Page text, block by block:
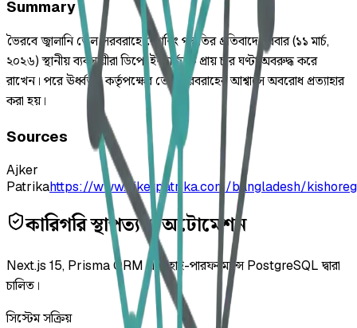
Summary
ভৈরবে জ্বালানি তেল সরবরাহে রেশনিং পদ্ধতির প্রতিবাদে বুধবার (১১ মার্চ,
২০২৬) স্থানীয় ব্যবসায়ীরা ডিপো ইনচার্জকে প্রায় চার ঘণ্টা অবরুদ্ধ করে
রাখেন। পরে ঊর্ধ্বতন কর্তৃপক্ষের তেল সরবরাহের আশ্বাসে অবরোধ প্রত্যাহার
করা হয়।
Sources
Ajker
Patrikahttps://www.ajkerpatrika.com/bangladesh/
কারিগরি স্থাপত্য ও অটোমেশন
Next.js 15, Prisma ORM এবং হাই-পারফরম্যান্স PostgreSQL দ্বারা
চালিত।
সিস্টেম সক্রিয়